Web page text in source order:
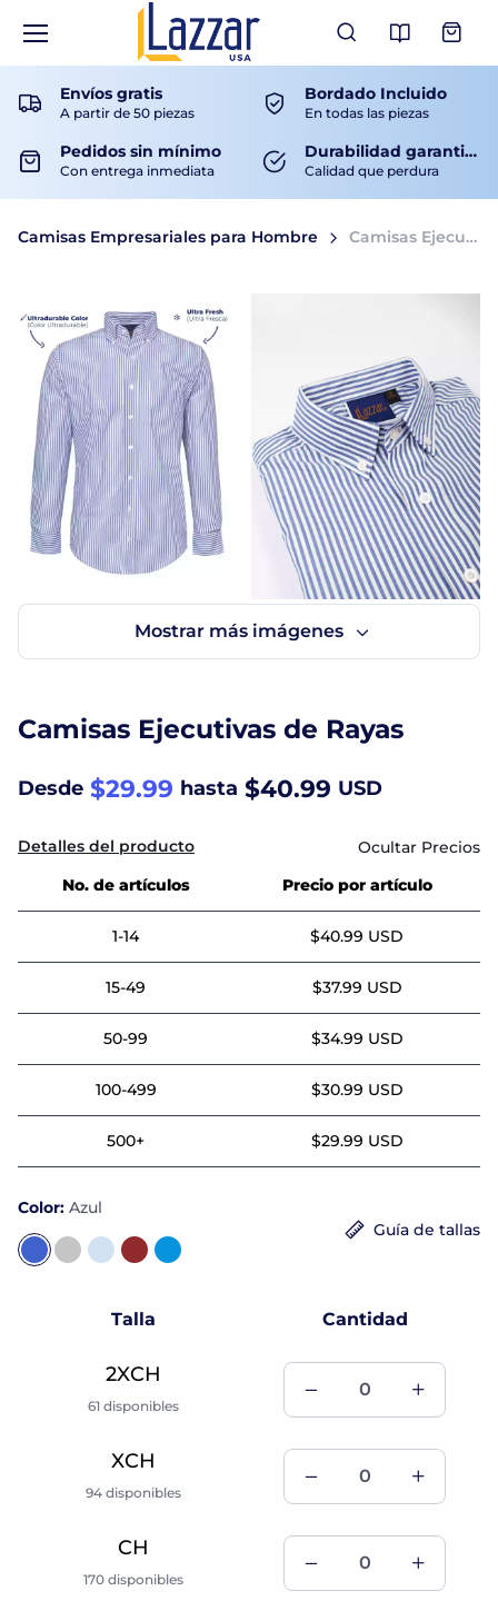
Ver
Envíos gratis
A partir de 50 piezas
Bordado Incluido
En todas las piezas
Pedidos sin mínimo
Con entrega inmediata
Durabilidad garantizada
Calidad que perdura
Camisas Empresariales para Hombre Camisas Ejecutivas de Rayas
Camisas Ejecutivas de Rayas
Desde $29.99 hasta $40.99 USD
Detalles del producto
No. de artículos
Precio por artículo
1-14 $40.99 USD
15-49 $37.99 USD
50-99 $34.99 USD
100-499 $30.99 USD
500+ $29.99 USD
Color: Azul
Guía de tallas
Talla Cantidad
2XCH
61 disponibles
XCH
94 disponibles
CH
170 disponibles